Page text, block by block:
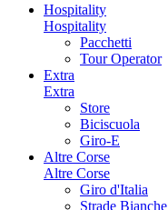
Hospitality
Hospitality
Pacchetti
Tour Operator
Extra
Extra
Store
Biciscuola
Giro-E
Altre Corse
Altre Corse
Giro d'Italia
Strade Bianche